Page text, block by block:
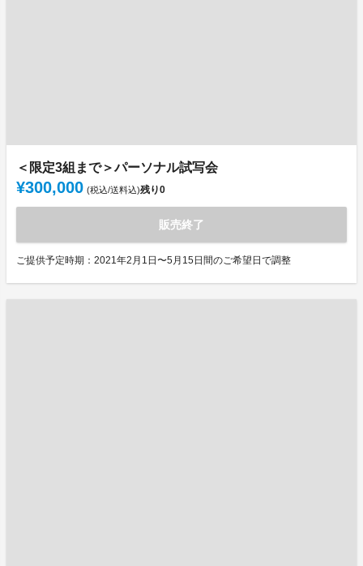
＜限定3組まで＞パーソナル試写会
¥300,000 (税込/送料込)残り0
販売終了
ご提供予定時期：2021年2月1日〜5月15日間のご希望日で調整